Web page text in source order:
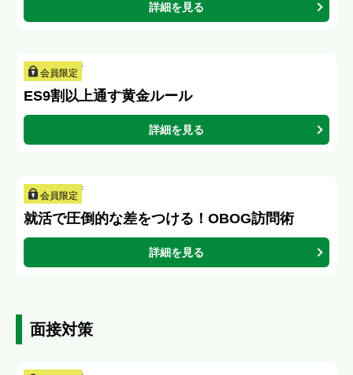
詳細を見る
会員限定
ES9割以上通す黄金ルール
詳細を見る
会員限定
就活で圧倒的な差をつける！OBOG訪問術
詳細を見る
面接対策